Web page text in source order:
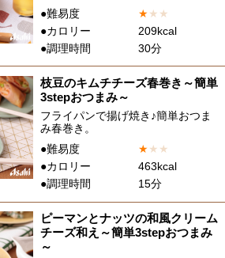
●難易度
★★ ★
●カロリー
209kcal
●調理時間
30分
枝豆のキムチチーズ春巻き～簡単
3stepおつまみ～
フライパンで揚げ焼き♪簡単おつま
み春巻き。
●難易度
★★ ★
●カロリー
463kcal
●調理時間
15分
ピーマンとナッツの和風クリーム
チーズ和え～簡単3stepおつまみ
～